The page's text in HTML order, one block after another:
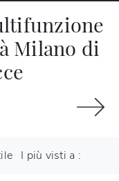
Milano di
I più visti a :